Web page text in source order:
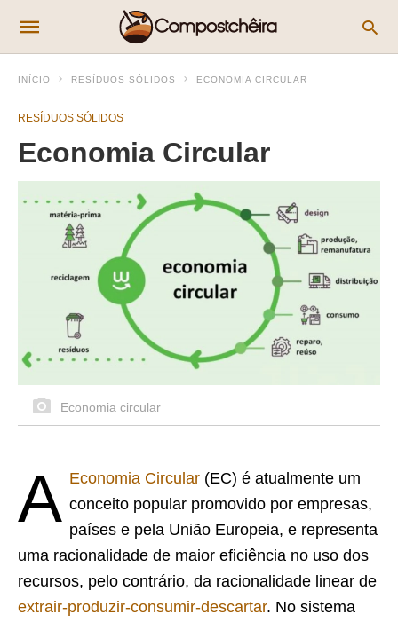
INÍCIO RESÍDUOS SÓLIDOS ECONOMIA CIRCULAR
RESÍDUOS SÓLIDOS
Economia Circular
Economia circular
A Economia Circular (EC) é atualmente um
conceito popular promovido por empresas,
países e pela União Europeia, e representa
uma racionalidade de maior eficiência no uso dos
recursos, pelo contrário, da racionalidade linear de
extrair-produzir-consumir-descartar. No sistema